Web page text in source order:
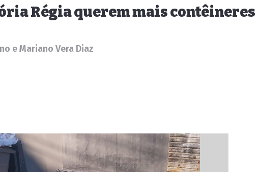
Régia querem mais contêineres
e Mariano Vera Diaz